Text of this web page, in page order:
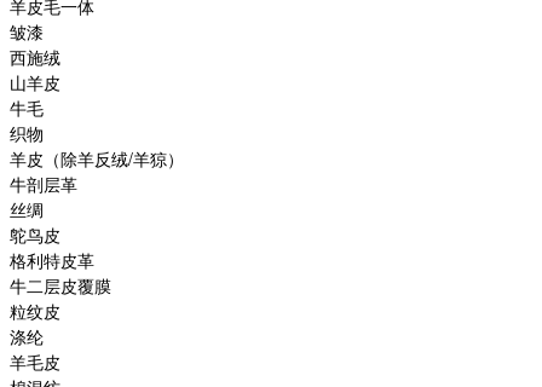
羊皮毛一体
皱漆
西施绒
山羊皮
牛毛
织物
羊皮（除羊反绒/羊猄）
牛剖层革
丝绸
鸵鸟皮
格利特皮革
牛二层皮覆膜
粒纹皮
涤纶
羊毛皮